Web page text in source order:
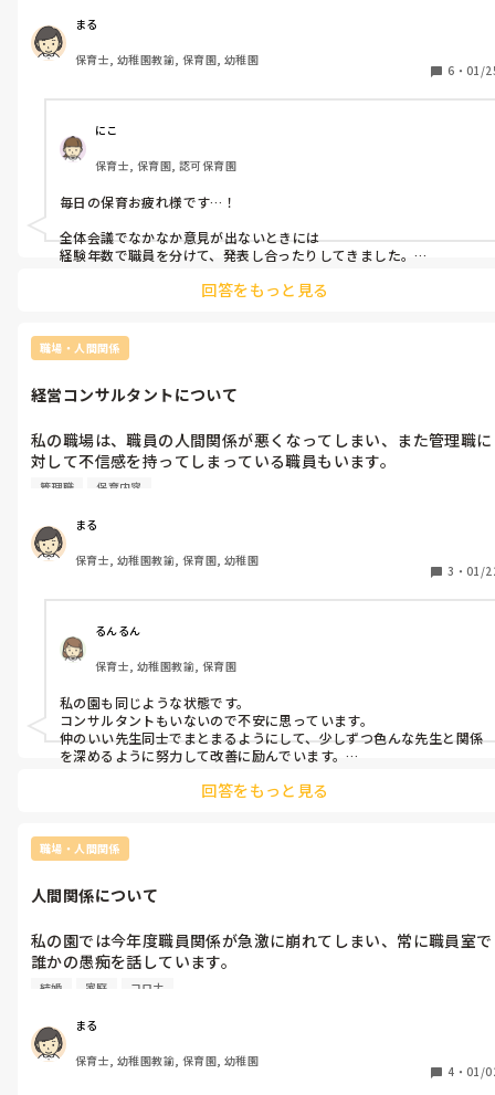
まる
保育士, 幼稚園教諭, 保育園, 幼稚園
6 ・ 01/
にこ
保育士, 保育園, 認可保育園
毎日の保育お疲れ様です…！
全体会議でなかなか意見が出ないときには
経験年数で職員を分けて、発表し合ったりしてきました。
また、園長や主任も答えは１つじゃないから何でも言ってほしいと
見として聞くということも伝えてくれています。
話し合いを進めています。
経験のある先生が
さまざまな意見を取り入れようとする
回答をもっと見る
職場・人間関係
経営コンサルタントについて
私の職場は、職員の人間関係が悪くなってしまい、また管理職に
対して不信感を持ってしまっている職員もいます。
このままではどんどん職員が辞めてしまったり、働きにくい環境
ています。。
私は管理職ではないので、大したことはできませんが、色々調べ
みなさんの園にはコンサルタントの方はいますか？？
管理職 保育内容
まる
保育士, 幼稚園教諭, 保育園, 幼稚園
3 ・ 01/
るんるん
保育士, 幼稚園教諭, 保育園
私の園も同じような状態です。
コンサルタントもいないので不安に思っています。
仲のいい先生同士でまとまるようにして、少しずつ色んな先生と関係
を深めるように努力して改善に励んでいます。
回答をもっと見る
職場・人間関係
人間関係について
私の園では今年度職員関係が急激に崩れてしまい、常に職員室で
誰かの愚痴を話しています。
かけた、など)愚痴ったり、不満に思ったことを数人で固まり愚
っています。
特定の気に食わない人がいて、その人が行動するたびに揚げ足を
結婚 家庭 コロナ
まる
保育士, 幼稚園教諭, 保育園, 幼稚園
4 ・ 01/